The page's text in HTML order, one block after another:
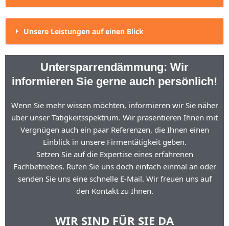
Unsere Leistungen auf einen Blick
Untersparrendämmung: Wir
informieren Sie gerne auch persönlich!
Wenn Sie mehr wissen möchten, informieren wir Sie näher
über unser Tätigkeitsspektrum. Wir präsentieren Ihnen mit
Vergnügen auch ein paar Referenzen, die Ihnen einen
Einblick in unsere Firmentätigkeit geben.
Setzen Sie auf die Expertise eines erfahrenen
Fachbetriebes. Rufen Sie uns doch einfach einmal an oder
senden Sie uns eine schnelle E-Mail. Wir freuen uns auf
den Kontakt zu Ihnen.
WIR SIND FÜR SIE DA